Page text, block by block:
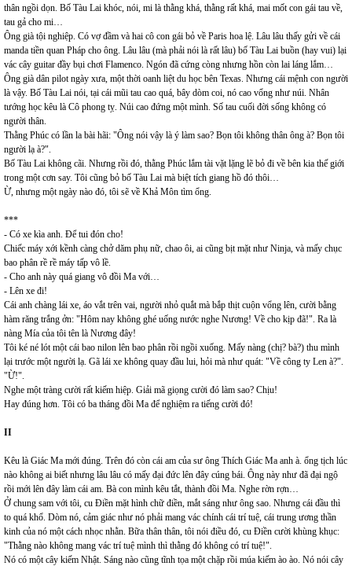
thân ngồi dọn. Bố Tàu Lai khóc, nói, mi là thằng khá, thằng rất khá, mai mốt con gái tau về,
tau gả cho mi…
Ông già tội nghiệp. Có vợ đầm và hai cô con gái bỏ về Paris hoa lệ. Lâu lâu thấy gửi về cái
manda tiền quan Pháp cho ông. Lâu lâu (mà phải nói là rất lâu) bố Tàu Lai buồn (hay vui) lại
vác cây guitar đầy bụi chơi Flamenco. Ngón đã cứng còng nhưng hồn còn lai láng lắm…
Ông già dân pilot ngày xưa, một thời oanh liệt du học bên Texas. Nhưng cái mệnh con người
là vậy. Bố Tàu Lai nói, tại cái mũi tau cao quá, bây dòm coi, nó cao vổng như núi. Nhân
tướng học kêu là Cô phong tỵ. Núi cao đứng một mình. Số tau cuối đời sống không có
người thân.
Thằng Phúc có lần la bài hãi: "Ông nói vậy là ý làm sao? Bọn tôi không thân ông à? Bọn tôi
người lạ à?".
Bố Tàu Lai không cãi. Nhưng rồi đó, thằng Phúc lắm tài vặt lặng lẽ bỏ đi về bên kia thế giới
trong một cơn say. Tôi cũng bỏ bố Tàu Lai mà biệt tích giang hồ đó thôi…
Ừ, nhưng một ngày nào đó, tôi sẽ về Khả Môn tìm ổng.
***
- Có xe kìa anh. Để tui đón cho!
Chiếc máy xới kềnh càng chở dăm phụ nữ, chao ôi, ai cũng bịt mặt như Ninja, và mấy chục
bao phân rề rề máy tấp vô lề.
- Cho anh này quá giang vô đồi Ma với…
- Lên xe đi!
Cái anh chàng lái xe, áo vắt trên vai, người nhỏ quắt mà bắp thịt cuộn vổng lên, cười bằng
hàm răng trắng ởn: "Hôm nay không ghé uống nước nghe Nương! Về cho kịp đã!". Ra là
nàng Mía của tôi tên là Nương đây!
Tôi ké né lót một cái bao nilon lên bao phân rồi ngồi xuống. Mấy nàng (chị? bà?) thu mình
lại trước một người lạ. Gã lái xe không quay đầu lui, hỏi mà như quát: "Về công ty Len à?".
"Ừ!".
Nghe một tràng cười rất kiếm hiệp. Giải mã giọng cười đó làm sao? Chịu!
Hay đúng hơn. Tôi có ba tháng đồi Ma để nghiệm ra tiếng cười đó!
II
Kêu là Giác Ma mới đúng. Trên đó còn cái am của sư ông Thích Giác Ma anh à. ổng tịch lúc
nào không ai biết nhưng lâu lâu có mấy đại đức lên đây cúng bái. Ông này như đã đại ngộ
rồi mới lên đây làm cái am. Bà con mình kêu tắt, thành đồi Ma. Nghe rờn rợn…
Ở chung sam với tôi, cu Điền mặt hình chữ điền, mắt sáng như ông sao. Nhưng cái đầu thì
to quá khổ. Dòm nó, cảm giác như nó phải mang vác chính cái trí tuệ, cái trung ương thần
kinh của nó một cách nhọc nhằn. Bữa thân thân, tôi nói điều đó, cu Điền cười khùng khục:
"Thằng nào không mang vác trí tuệ mình thì thằng đó không có trí tuệ!".
Nó có một cây kiếm Nhật. Sáng nào cũng tĩnh tọa một chặp rồi múa kiếm ào ào. Nó nói cây